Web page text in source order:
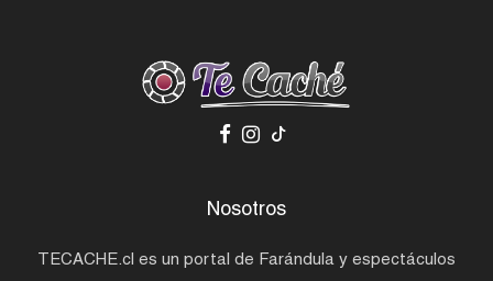
Nosotros
TECACHE.cl es un portal de Farándula y espectáculos